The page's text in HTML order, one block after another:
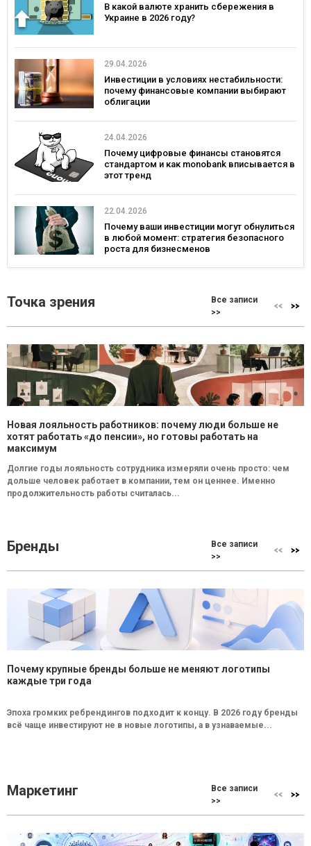
В какой валюте хранить сбережения в
Украине в 2026 году?
29.04.2026
Инвестиции в условиях нестабильности:
почему финансовые компании выбирают
облигации
24.04.2026
Почему цифровые финансы становятся
стандартом и как monobank вписывается в
этот тренд
22.04.2026
Почему ваши инвестиции могут обнулиться
в любой момент: стратегия безопасного
роста для бизнесменов
Точка зрения
Все записи
>>
Новая лояльность работников: почему люди больше не
хотят работать «до пенсии», но готовы работать на
максимум
Долгие годы лояльность сотрудника измеряли очень просто: чем
дольше человек работает в компании, тем он ценнее. Именно
продолжительность работы считалась...
Бренды
Все записи
>>
Почему крупные бренды больше не меняют логотипы
каждые три года
Эпоха громких ребрендингов подходит к концу. В 2026 году бренды
всё чаще инвестируют не в новые логотипы, а в узнаваемые...
Маркетинг
Все записи
>>